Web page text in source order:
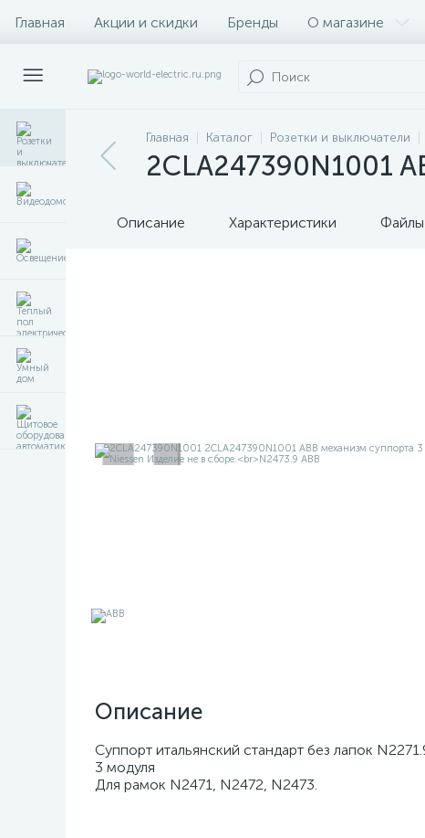
Главная Акции и скидки Бренды О магазине
Главная Каталог Розетки и выключатели
2CLA247390N1001
Описание Характеристики
Описание
Суппорт итальянский стандарт без лапок
3 модуля
Для рамок N2471, N2472, N2473.